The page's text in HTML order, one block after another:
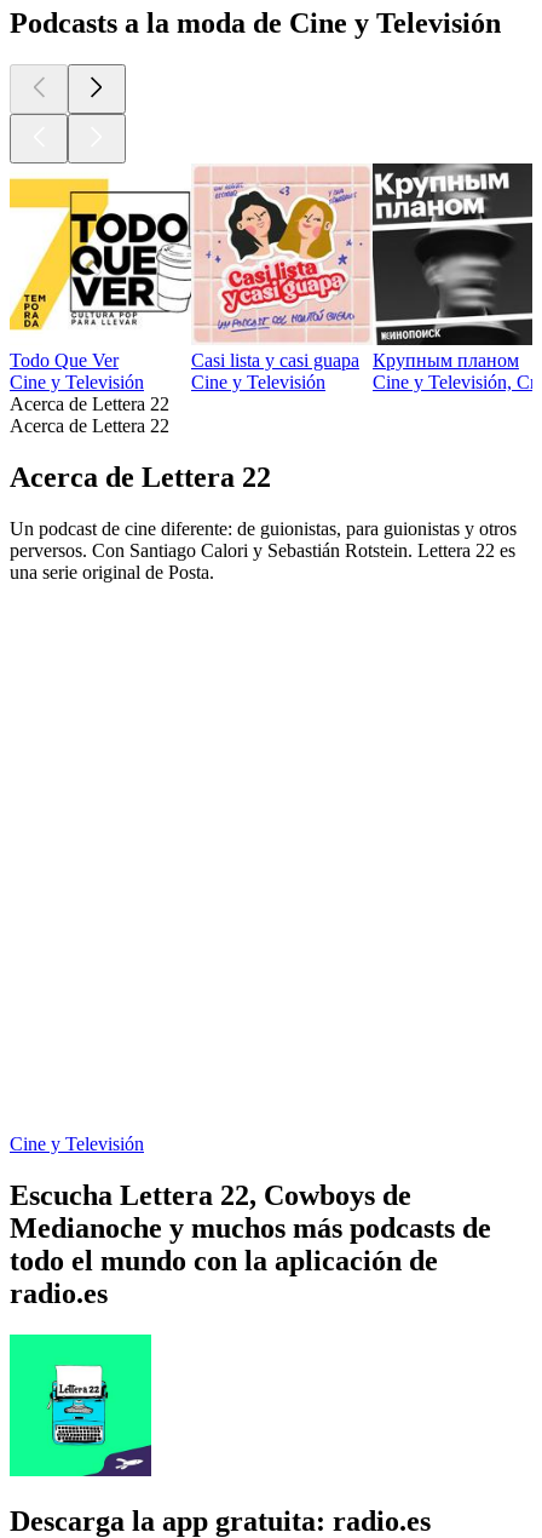
Podcasts a la moda de Cine y Televisión
Todo Que Ver
Cine y Televisión
Casi lista y casi guapa
Cine y Televisión
Крупным планом
Cine y Televisión,
Acerca de Lettera 22
Acerca de Lettera 22
Acerca de Lettera 22
Un podcast de cine diferente: de guionistas, para guionistas y otros
perversos. Con Santiago Calori y Sebastián Rotstein. Lettera 22 es
una serie original de Posta.
Cine y Televisión
Escucha Lettera 22, Cowboys de
Medianoche y muchos más podcasts de
todo el mundo con la aplicación de
radio.es
Descarga la app gratuita: radio.es